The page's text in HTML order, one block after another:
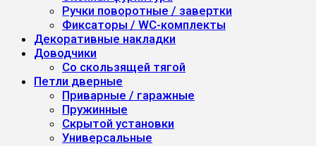
Ручки поворотные / завертки
Фиксаторы / WC-комплекты
Декоративные накладки
Доводчики
Со скользящей тягой
Петли дверные
Приварные / гаражные
Пружинные
Скрытой установки
Универсальные